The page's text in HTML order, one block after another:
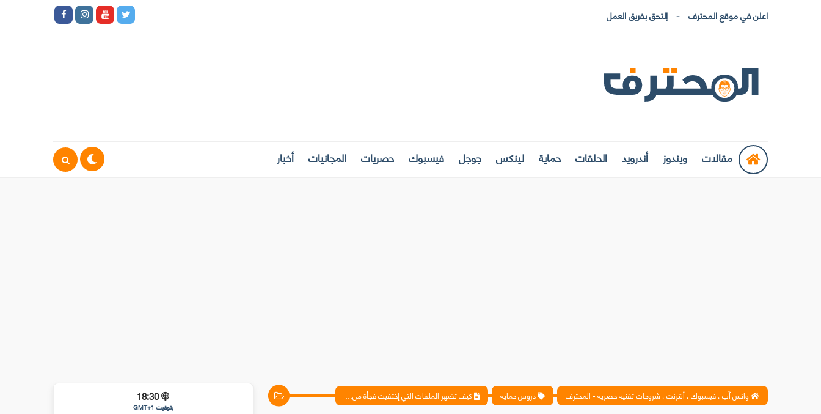
اعلن في موقع المحترف إلتحق بفريق العمل
مقالات ويندوز أندرويد الحلقات حماية لينكس جوجل فيسبوك حصريات المجانيات أخبار
واتس آب ، فيسبوك ، أنترنت ، شروحات تقنية حصرية - المحترف دروس حماية كيف تضهر الملفات التي إختفيت فجأة من مفتاح الايسبي بسبب الڤيروسات 18:30
بتوقيت GMT+1